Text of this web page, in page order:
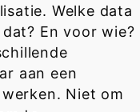
Welke data
En voor wie?
aan een
Niet om